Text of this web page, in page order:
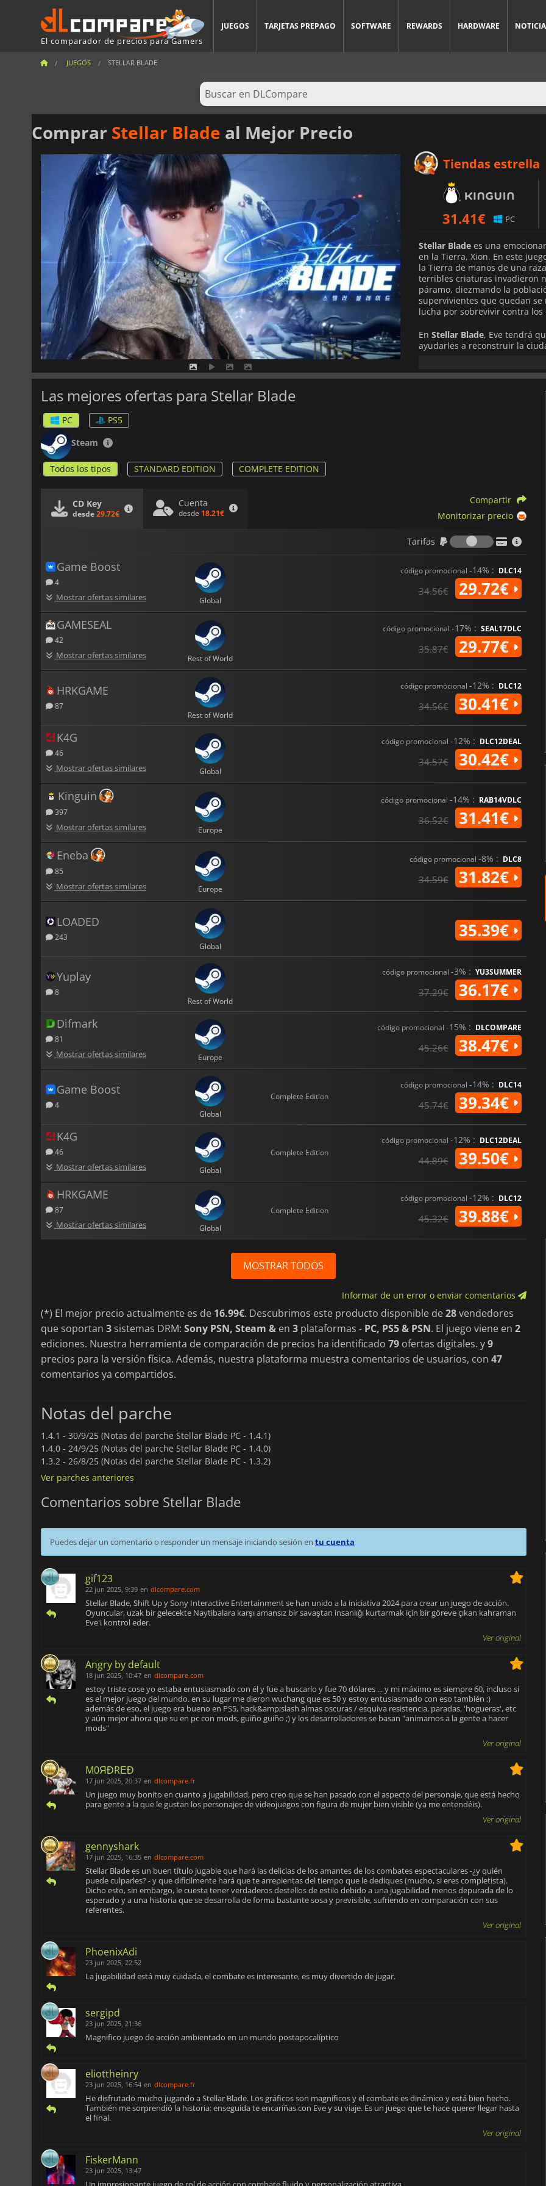
El comparador de precios para Gamers
JUEGOS TARJETAS PREPAGO SOFTWARE REWARDS HARDWARE
JUEGOS STELLAR BLADE
Comprar Stellar Blade al Mejor Precio
Tiendas estrella
31.41€ PC
Stellar Blade es una
en la Tierra, Xion. En este
la Tierra de manos de una
terribles criaturas invadieron
páramo, diezmando la
supervivientes que quedan
lucha por sobrevivir contra
En Stellar Blade, Eve tendrá
ayudarles a reconstruir la
emocionantes batallas
que le serán bastante útiles
enemigos, incluidos temibles
es una aventura
cuenta con impresionantes
Las mejores ofertas para Stellar Blade
PC
PS5
Steam
Todos los tipos STANDARD EDITION COMPLETE EDITION
CD Key
desde29.72€
Cuenta
desde 18.21€
Compartir
Monitorizar precio
Tarifas
Tarifas
Game Boost
4
Mostrar ofertas similares Global
código promocional -14% : DLC14
34.56€ 29.72€
GAMESEAL
42
Mostrar ofertas similares Rest of World
código promocional -17% : SEAL17DLC
35.87€ 29.77€
HRKGAME
87
Rest of World
código promocional -12% : DLC12
34.56€ 30.41€
K4G
46
Mostrar ofertas similares Global
código promocional -12% : DLC12DEAL
34.57€ 30.42€
Kinguin
397
Mostrar ofertas similares Europe
código promocional -14% : RAB14VDLC
36.52€ 31.41€
Eneba
85
Mostrar ofertas similares Europe
código promocional -8% : DLC8
34.59€ 31.82€
LOADED
243
Global
35.39€
Yuplay
8
Rest of World
código promocional -3% : YU3SUMMER
37.29€ 36.17€
Difmark
81
Mostrar ofertas similares Europe
código promocional -15% : DLCOMPARE
45.26€ 38.47€
Game Boost
4
Global
Complete Edition
código promocional -14% : DLC14
45.74€ 39.34€
K4G
46
Mostrar ofertas similares Global
Complete Edition
código promocional -12% : DLC12DEAL
44.89€ 39.50€
HRKGAME
87
Mostrar ofertas similares Global
Complete Edition
código promocional -12% : DLC12
45.32€ 39.88€
MOSTRAR TODOS
Informar de un error o enviar comentarios
(*) El mejor precio actualmente es de 16.99€. Descubrimos este producto disponible de28vendedores
que soportan 3 sistemas DRM: Sony PSN, Steam & en 3 plataformas - PC, PS5 & PSN. El juego viene en 2
ediciones. Nuestra herramienta de comparación de precios ha identificado 79 ofertas digitales. y9
precios para la versión física. Además, nuestra plataforma muestra comentarios de usuarios, con 47
comentarios ya compartidos.
Notas del parche
1.4.1 - 30/9/25 (Notas del parche Stellar Blade PC - 1.4.1)
1.4.0 - 24/9/25 (Notas del parche Stellar Blade PC - 1.4.0)
1.3.2 - 26/8/25 (Notas del parche Stellar Blade PC - 1.3.2)
Ver parches anteriores
Comentarios sobre Stellar Blade
Puedes dejar un comentario o responder un mensaje iniciando sesión en tu cuenta
gif123
22 jun 2025, 9:39 en dlcompare.com
Stellar Blade, Shift Up y Sony Interactive Entertainment se han unido a la iniciativa 2024 para crear un juego de acción.
Oyuncular, uzak bir gelecekte Naytibalara karşı amansız bir savaştan insanlığı kurtarmak için bir göreve çıkan kahraman
Eve'i kontrol eder.
Ver original
Angry by default
18 jun 2025, 10:47 en dlcompare.com
estoy triste cose yo estaba entusiasmado con él y fue a buscarlo y fue 70 dólares ... y mi máximo es siempre 60, incluso si
es el mejor juego del mundo. en su lugar me dieron wuchang que es 50 y estoy entusiasmado con eso también :)
además de eso, el juego era bueno en PS5, hack&amp;slash almas oscuras / esquiva resistencia, paradas, 'hogueras', etc
y aún mejor ahora que su en pc con mods, guiño guiño ;) y los desarrolladores se basan "animamos a la gente a hacer
mods"
Ver original
M0ЯĐRΕĐ
17 jun 2025, 20:37 en dlcompare.fr
Un juego muy bonito en cuanto a jugabilidad, pero creo que se han pasado con el aspecto del personaje, que está hecho
para gente a la que le gustan los personajes de videojuegos con figura de mujer bien visible (ya me entendéis).
Ver original
gennyshark
17 jun 2025, 16:35 en dlcompare.com
Stellar Blade es un buen título jugable que hará las delicias de los amantes de los combates espectaculares -¿y quién
puede culparles? - y que difícilmente hará que te arrepientas del tiempo que le dediques (mucho, si eres completista).
Dicho esto, sin embargo, le cuesta tener verdaderos destellos de estilo debido a una jugabilidad menos depurada de lo
esperado y a una historia que se desarrolla de forma bastante sosa y previsible, sufriendo en comparación con sus
referentes.
Ver original
PhoenixAdi
23 jun 2025, 22:52
La jugabilidad está muy cuidada, el combate es interesante, es muy divertido de jugar.
sergipd
23 jun 2025, 21:36
Magnifico juego de acción ambientado en un mundo postapocalíptico
eliottheinry
23 jun 2025, 16:54 en dlcompare.fr
He disfrutado mucho jugando a Stellar Blade. Los gráficos son magníficos y el combate es dinámico y está bien hecho.
También me sorprendió la historia: enseguida te encariñas con Eve y su viaje. Es un juego que te hace querer llegar hasta
el final.
Ver original
FiskerMann
23 jun 2025, 13:47